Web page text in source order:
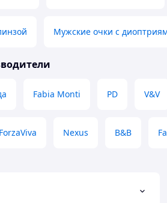
Мужские очки с
Fabia Monti PD V&V
ForzaViva Nexus B&B